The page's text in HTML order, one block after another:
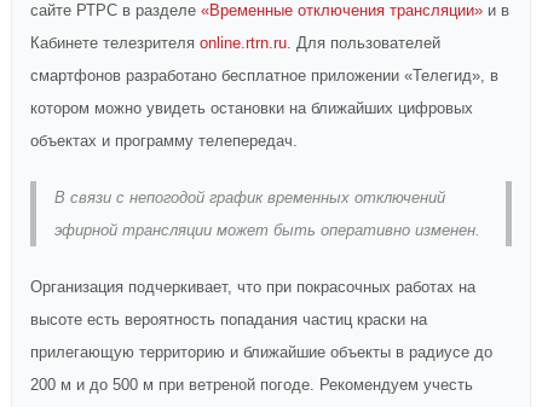
сайте РТРС в разделе «Временные отключения трансляции» и в
Кабинете телезрителя online.rtrn.ru. Для пользователей
смартфонов разработано бесплатное приложении «Телегид», в
котором можно увидеть остановки на ближайших цифровых
объектах и программу телепередач.
В связи с непогодой график временных отключений
эфирной трансляции может быть оперативно изменен.
Организация подчеркивает, что при покрасочных работах на
высоте есть вероятность попадания частиц краски на
прилегающую территорию и ближайшие объекты в радиусе до
200 м и до 500 м при ветреной погоде. Рекомендуем учесть